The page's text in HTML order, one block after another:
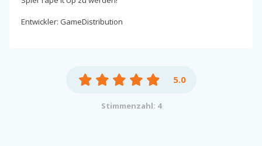
Entwickler: GameDistribution
5.0
Stimmenzahl: 4